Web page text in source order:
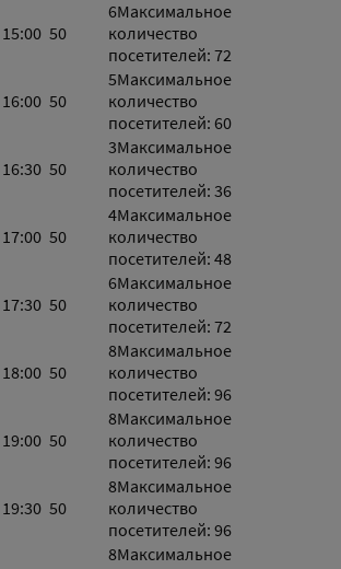
15:00 50
6Максимальное
количество
посетителей: 72
16:00 50
5Максимальное
количество
посетителей: 60
16:30 50
3Максимальное
количество
посетителей: 36
17:00 50
4Максимальное
количество
посетителей: 48
17:30 50
6Максимальное
количество
посетителей: 72
18:00 50
8Максимальное
количество
посетителей: 96
19:00 50
8Максимальное
количество
посетителей: 96
19:30 50
8Максимальное
количество
посетителей: 96
8Максимальное